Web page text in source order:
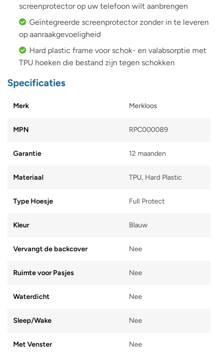
screenprotector op uw telefoon wilt aanbrengen
Geïntegreerde screenprotector zonder in te leveren
op aanraakgevoeligheid
Hard plastic frame voor schok- en valabsorptie met
TPU hoeken die bestand zijn tegen schokken
Specificaties
Merk Merkloos
MPN RPC000089
Garantie 12 maanden
Materiaal TPU, Hard Plastic
Type Hoesje Full Protect
Kleur Blauw
Vervangt de backcover Nee
Ruimte voor Pasjes Nee
Waterdicht Nee
Sleep/Wake Nee
Met Venster Nee